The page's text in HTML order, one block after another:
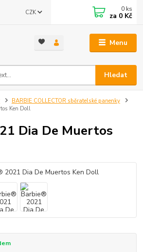
Menu
CZK
Hledat
0 ks
za 0 Kč
BARBIE COLLECTOR sběratelské panenky
Ken Doll
Dia De Muertos